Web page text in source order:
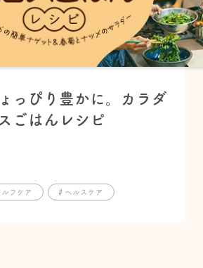
っぴり豊かに。カラダ
ごはんレシピ
ルフケア # ヘルスケア